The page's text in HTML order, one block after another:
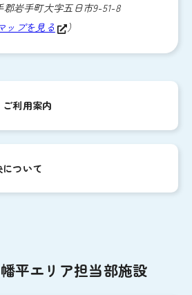
郡岩手町大字五日市9-51-8
ップを見る ）
利用案内
ついて
平エリア担当部施設